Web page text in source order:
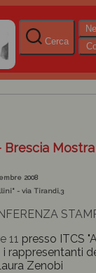
Cerca
Mostra
2008
- via Tirandi,3
11 presso ITCS
i rappresentanti
Zenobi